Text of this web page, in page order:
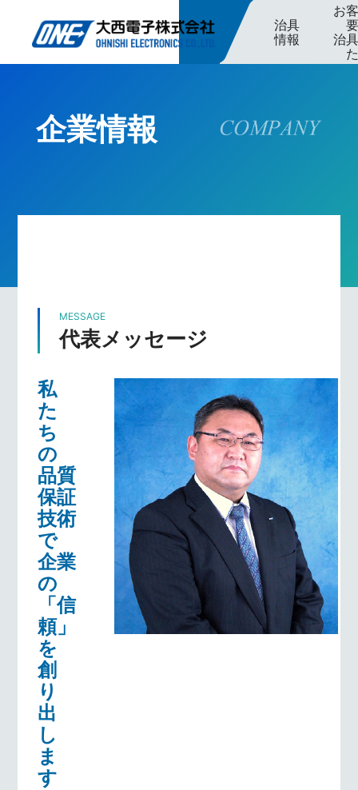
治具
情報
お
治
企業情報
MESSAGE
代表メッセージ
私
た
ち
の
品質
保証
技術
で
企業
の
「信
頼」
を
創
り
出
し
ま
す